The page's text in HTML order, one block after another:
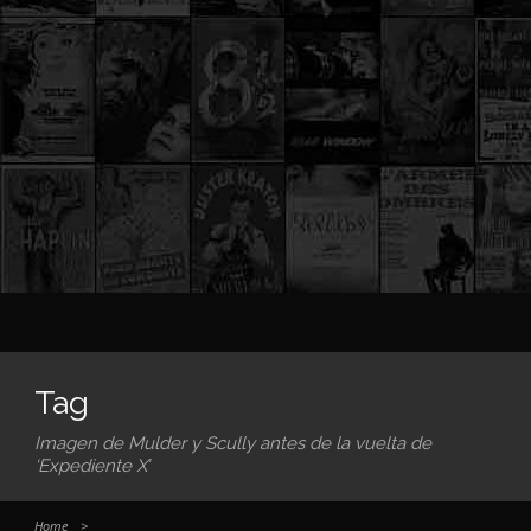
Tag
Imagen de Mulder y Scully antes de la vuelta de
‘Expediente X’
Home >